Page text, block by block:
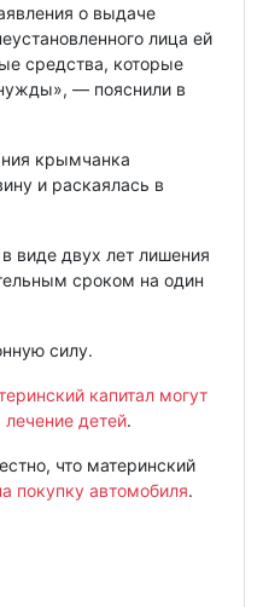
о выдаче
лица ей
средства, которые
— пояснили в
крымчанка
и раскаялась в
виде двух лет лишения
сроком на один
силу.
капитал могут
лечение детей.
что материнский
покупку автомобиля.